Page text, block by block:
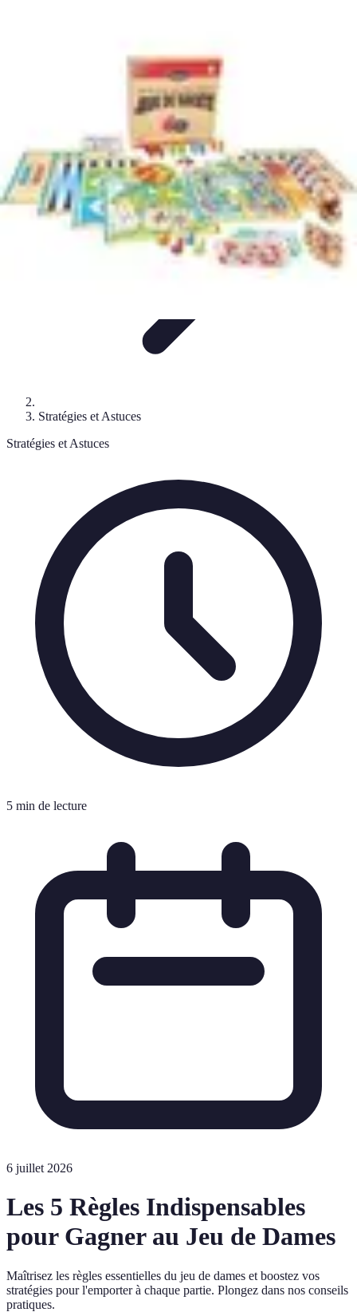
Stratégies et Astuces
Stratégies et Astuces
5 min de lecture
6 juillet 2026
Les 5 Règles Indispensables
pour Gagner au Jeu de Dames
Maîtrisez les règles essentielles du jeu de dames et boostez vos
stratégies pour l'emporter à chaque partie. Plongez dans nos conseils
pratiques.